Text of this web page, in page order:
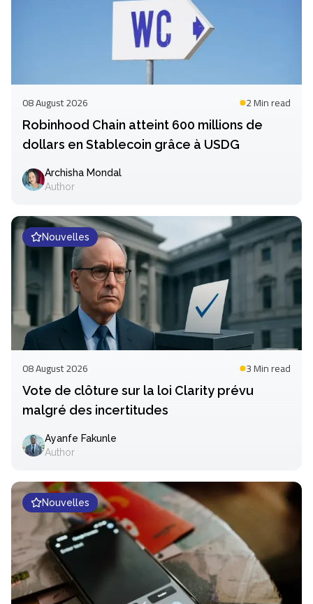
08 August 2026 2 Minread
Robinhood Chain atteint 600 millions de
dollars en Stablecoin grâce à USDG
Archisha Mondal
Author
Nouvelles
08 August 2026 3 Minread
Vote de clôture sur la loi Clarity prévu
malgré des incertitudes
Ayanfe Fakunle
Author
Nouvelles